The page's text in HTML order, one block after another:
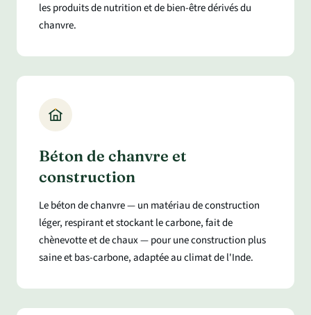
les produits de nutrition et de bien-être dérivés du
chanvre.
Béton de chanvre et
construction
Le béton de chanvre — un matériau de construction
léger, respirant et stockant le carbone, fait de
chènevotte et de chaux — pour une construction plus
saine et bas-carbone, adaptée au climat de l'Inde.